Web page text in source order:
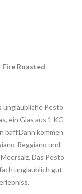
Fire Roasted
unglaubliche Pesto
ein Glas aus 1 KG
baff.Dann kommen
Reggiano und
Das Pesto
unglaublich gut